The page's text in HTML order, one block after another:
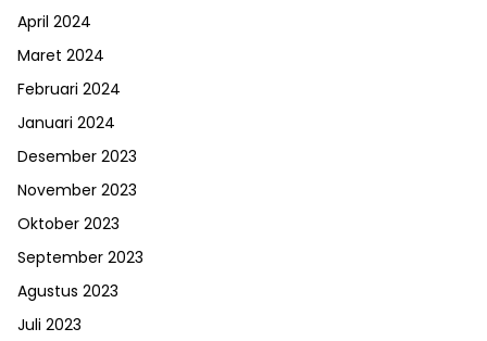
April 2024
Maret 2024
Februari 2024
Januari 2024
Desember 2023
November 2023
Oktober 2023
September 2023
Agustus 2023
Juli 2023